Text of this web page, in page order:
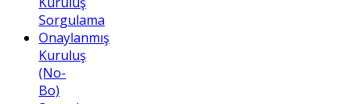
Sorgulama
Onaylanmış
Kuruluş
(No-
Bo)